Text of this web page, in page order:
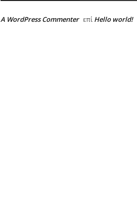
A WordPress Commenter επί Hello world!